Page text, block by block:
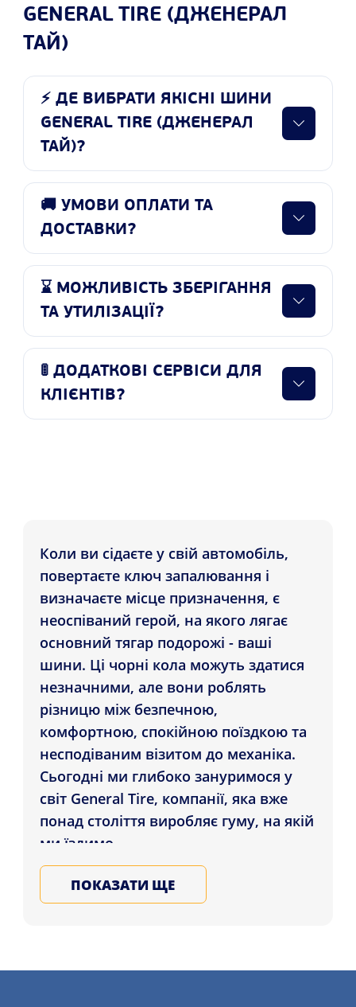
GENERAL TIRE (ДЖЕНЕРАЛ
ТАЙ)
⚡ ДЕ ВИБРАТИ ЯКІСНІ ШИНИ
GENERAL TIRE (ДЖЕНЕРАЛ
ТАЙ)?
🚚 УМОВИ ОПЛАТИ ТА
ДОСТАВКИ?
⌛ МОЖЛИВІСТЬ ЗБЕРІГАННЯ
ТА УТИЛІЗАЦІЇ?
🚦 ДОДАТКОВІ СЕРВІСИ ДЛЯ
КЛІЄНТІВ?
Коли ви сідаєте у свій автомобіль,
повертаєте ключ запалювання і
визначаєте місце призначення, є
неоспіваний герой, на якого лягає
основний тягар подорожі - ваші
шини. Ці чорні кола можуть здатися
незначними, але вони роблять
різницю між безпечною,
комфортною, спокійною поїздкою та
несподіваним візитом до механіка.
Сьогодні ми глибоко зануримося у
світ General Tire, компанії, яка вже
понад століття виробляє гуму, на якій
ми їздимо.
ІСТОРІЯ БРЕНДУ GENERAL
ПОКАЗАТИ ЩЕ